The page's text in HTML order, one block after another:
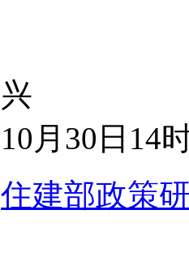
10月30日14
住建部政策